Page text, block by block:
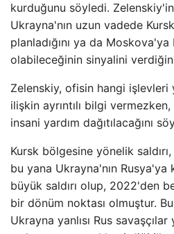
kurduğunu söyledi. Zelenskiy'in
Ukrayna'nın uzun vadede
planladığını ya da
olabileceğinin sinyalini
Zelenskiy, ofisin hangi
ilişkin ayrıntılı bilgi
insani yardım dağıtılacağını
Kursk bölgesine yönelik
bu yana Ukrayna'nın Rusya'ya
büyük saldırı olup, 2022'den
bir dönüm noktası olmuştur. Bu
Ukrayna yanlısı Rus